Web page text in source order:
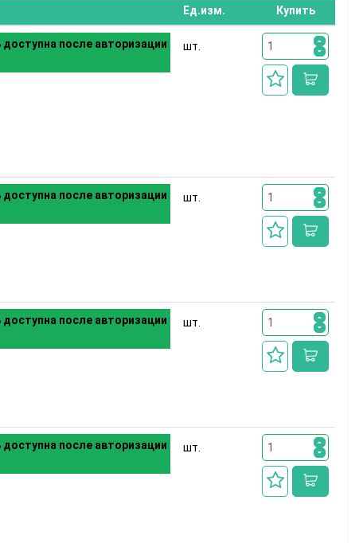
Ед.изм. Купить
после авторизации шт.
после авторизации шт.
после авторизации шт.
после авторизации шт.